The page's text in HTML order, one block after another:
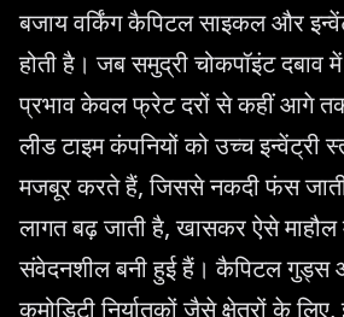
बजाय वर्किंग कैपिटल साइकल और
होती है। जब समुद्री चोकपॉइंट दबाव
प्रभाव केवल फ्रेट दरों से कहीं आगे तक
लीड टाइम कंपनियों को उच्च इन्वेंट्री
मजबूर करते हैं, जिससे नकदी फंस
लागत बढ़ जाती है, खासकर ऐसे माहौल
संवेदनशील बनी हुई हैं। कैपिटल गुड्स
कमोडिटी निर्यातकों जैसे क्षेत्रों के